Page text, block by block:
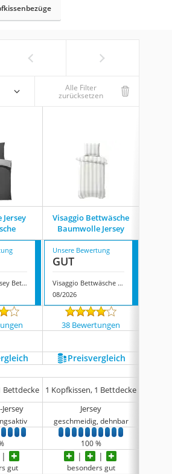
Alle Filter
zurücksetzen
Jersey
Visaggio Bettwäsche
Baumwolle Jersey
One-Home Jersey Bettwäsche
Unsere Bewertung
GUT
Visaggio Bettwäsche Baumwolle Jersey
08/2026
38 Bewertungen
Preis­vergleich
Bettdecke 1 Kopfkissen, 1 Bettdecke
Jersey
geschmeidig, dehnbar
7 8 9 10 1 2 3 4 5 6 7 8 9 10
100 %
gut besonders gut